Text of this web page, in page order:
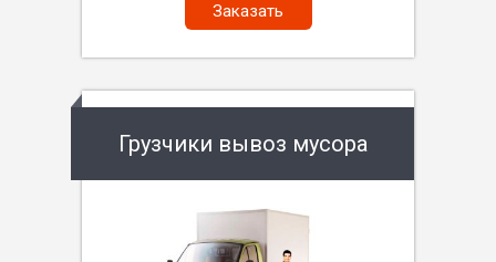
Заказать
Грузчики вывоз мусора